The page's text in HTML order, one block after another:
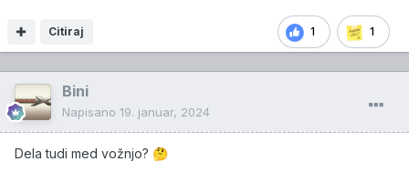
1 1
Citiraj
Bini
Napisano 19. januar, 2024
Dela tudi med vožnjo? 🤔